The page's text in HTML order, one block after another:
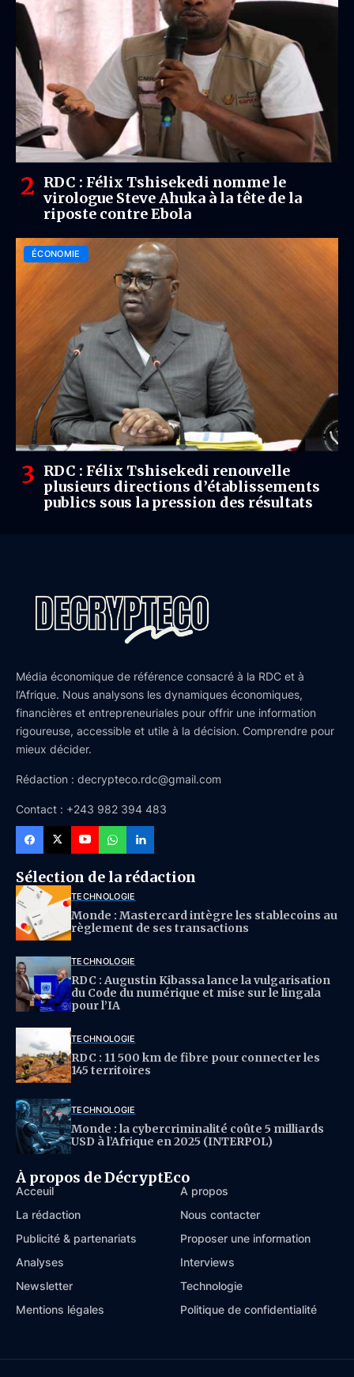
RDC : Félix Tshisekedi nomme le
virologue Steve Ahuka à la tête de la
riposte contre Ebola
ÉCONOMIE
RDC : Félix Tshisekedi renouvelle
plusieurs directions d’établissements
publics sous la pression des résultats
Média économique de référence consacré à la RDC et à
l’Afrique. Nous analysons les dynamiques économiques,
financières et entrepreneuriales pour offrir une information
rigoureuse, accessible et utile à la décision. Comprendre pour
mieux décider.
Rédaction : decrypteco.rdc@gmail.com
Contact : +243 982 394 483
Sélection de la rédaction
TECHNOLOGIE
Monde : Mastercard intègre les stablecoins au
règlement de ses transactions
TECHNOLOGIE
RDC : Augustin Kibassa lance la vulgarisation
du Code du numérique et mise sur le lingala
pour l’IA
TECHNOLOGIE
RDC : 11 500 km de fibre pour connecter les
145 territoires
TECHNOLOGIE
Monde : la cybercriminalité coûte 5 milliards
USD à l’Afrique en 2025 (INTERPOL)
À propos de DécryptEco
Acceuil
À propos
La rédaction
Nous contacter
Publicité & partenariats
Proposer une information
Analyses
Interviews
Newsletter
Technologie
Mentions légales
Politique de confidentialité